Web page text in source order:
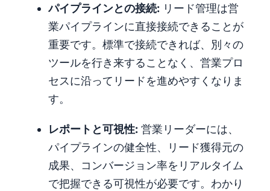
パイプラインとの接続: リード管理は営
業パイプラインに直接接続できることが
重要です。標準で接続できれば、別々の
ツールを行き来することなく、営業プロ
セスに沿ってリードを進めやすくなりま
す。
レポートと可視性: 営業リーダーには、
パイプラインの健全性、リード獲得元の
成果、コンバージョン率をリアルタイム
で把握できる可視性が必要です。わかり